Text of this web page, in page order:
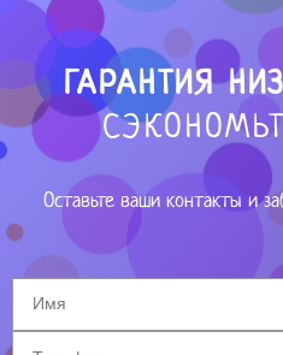
ГАРАНТИЯ
Оставьте ваши контакты и